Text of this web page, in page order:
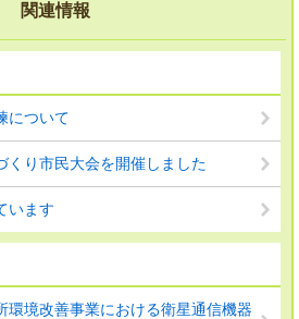
関連情報
について
くり市民大会を開催しました
います
環境改善事業における衛星通信機器